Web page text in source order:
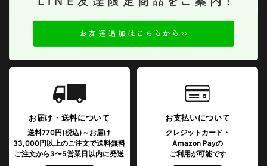
お届け・送料について
送料770円(税込)～お届け
33,000円以上のご注文で送料無料
ご注文から3〜5営業日以内に発送
お支払いについて
クレジットカード・
Amazon Payの
ご利用が可能です